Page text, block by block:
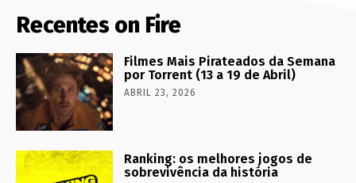
Recentes on Fire
Filmes Mais Pirateados da Semana
por Torrent (13 a 19 de Abril)
ABRIL 23, 2026
Ranking: os melhores jogos de
sobrevivência da história